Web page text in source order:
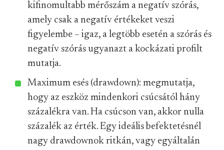
kifinomultabb mérőszám a negatív szórás,
amely csak a negatív értékeket veszi
figyelembe – igaz, a legtöbb esetén a szórás és
negatív szórás ugyanazt a kockázati profilt
mutatja.
Maximum esés (drawdown): megmutatja,
hogy az eszköz mindenkori csúcsától hány
százalékra van. Ha csúcson van, akkor nulla
százalék az érték. Egy ideális befektetésnél
nagy drawdownok ritkán, vagy egyáltalán